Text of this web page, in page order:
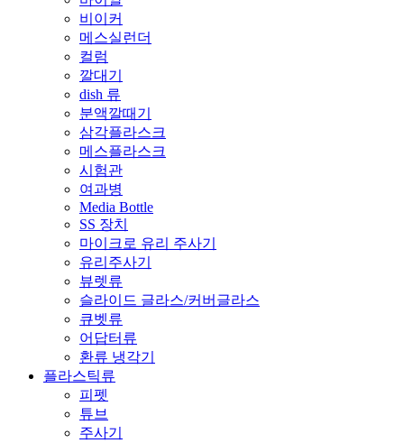
비이커
메스실런더
컬럼
깔대기
dish 류
분액깔때기
삼각플라스크
메스플라스크
시험관
여과병
Media Bottle
SS 장치
마이크로 유리 주사기
유리주사기
뷰렛류
슬라이드 글라스/커버글라스
큐벳류
어답터류
환류 냉각기
플라스틱류
피펫
튜브
주사기